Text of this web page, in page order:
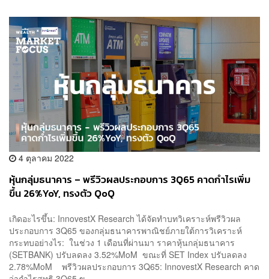
4 ตุลาคม 2022
หุ้นกลุ่มธนาคาร – พรีวิวผลประกอบการ 3Q65 คาดกำไรเพิ่ม
ขึ้น 26%YoY, ทรงตัว QoQ
เกิดอะไรขึ้น: InnovestX Research ได้จัดทำบทวิเคราะห์พรีวิวผล
ประกอบการ 3Q65 ของกลุ่มธนาคารพาณิชย์ภายใต้การวิเคราะห์
กระทบอย่างไร: ในช่วง 1 เดือนที่ผ่านมา ราคาหุ้นกลุ่มธนาคาร
(SETBANK) ปรับลดลง 3.52%MoM ขณะที่ SET Index ปรับลดลง
2.78%MoM พรีวิวผลประกอบการ 3Q65: InnovestX Research คาด